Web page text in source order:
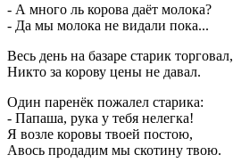
- А много ль корова даёт молока?
- Да мы молока не видали пока...
Весь день на базаре старик торговал,
Никто за корову цены не давал.
Один паренёк пожалел старика:
- Папаша, рука у тебя нелегка!
Я возле коровы твоей постою,
Авось продадим мы скотину твою.